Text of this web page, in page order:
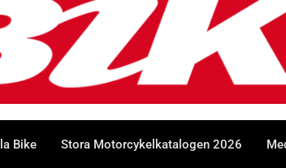
Bike Stora Motorcykelkatalogen 2026